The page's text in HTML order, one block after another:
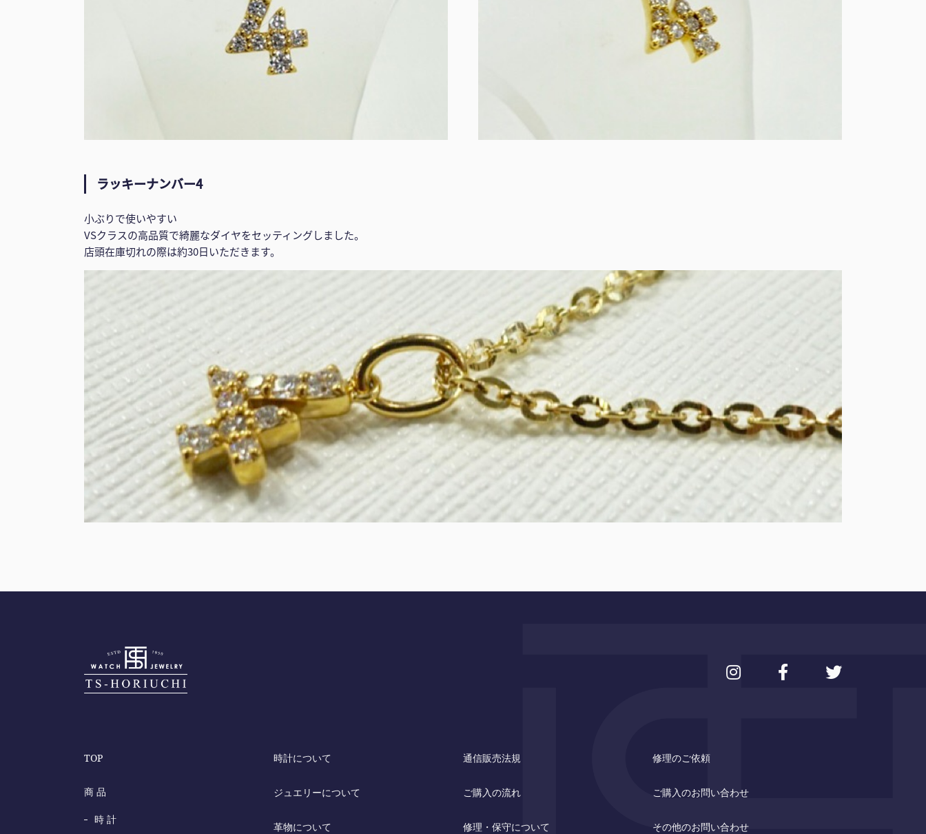
ラッキーナンバー4
小ぶりで使いやすい
VSクラスの高品質で綺麗なダイヤをセッティングしました。
店頭在庫切れの際は約30日いただきます。
TOP
商 品
時 計
時計について
ジュエリーについて
革物について
通信販売法規
ご購入の流れ
修理・保守について
修理のご依頼
ご購入のお問い合わせ
その他のお問い合わせ